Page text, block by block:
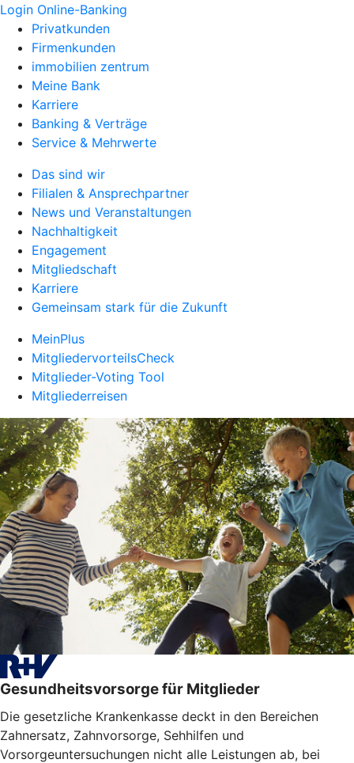
Login Online-Banking
Privatkunden
Firmenkunden
immobilien zentrum
Meine Bank
Karriere
Banking & Verträge
Service & Mehrwerte
Das sind wir
Filialen & Ansprechpartner
News und Veranstaltungen
Nachhaltigkeit
Engagement
Mitgliedschaft
Karriere
Gemeinsam stark für die Zukunft
MeinPlus
MitgliedervorteilsCheck
Mitglieder-Voting Tool
Mitgliederreisen
Gesundheitsvorsorge für Mitglieder
Die gesetzliche Krankenkasse deckt in den Bereichen
Zahnersatz, Zahnvorsorge, Sehhilfen und
Vorsorgeuntersuchungen nicht alle Leistungen ab, bei